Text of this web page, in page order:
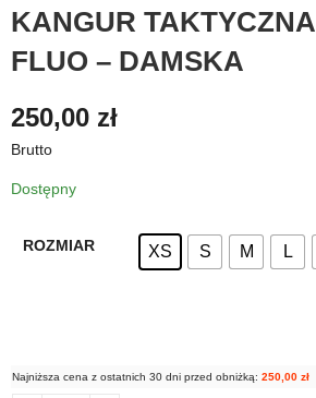
KANGUR TAKTYCZNA
FLUO – DAMSKA
250,00 zł
Brutto
Dostępny
ROZMIAR XS S M L
Najniższa cena z ostatnich 30 dni przed obniżką: 250,00 zł